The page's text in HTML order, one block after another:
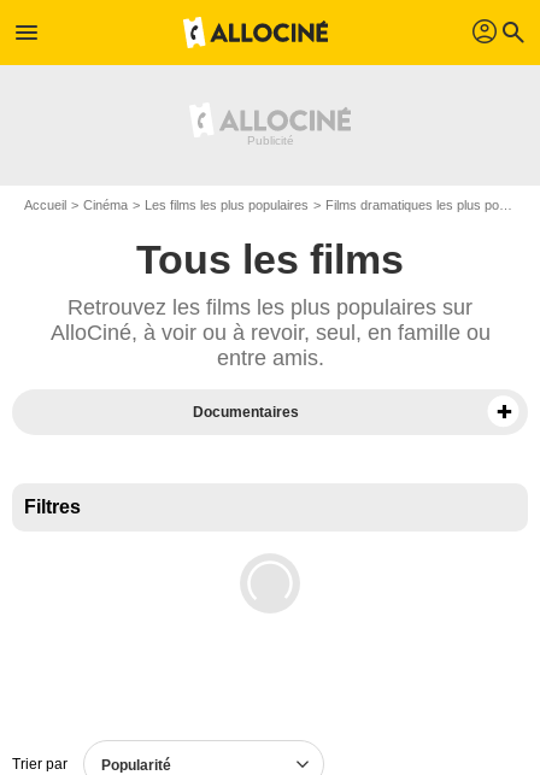
menu profil search
Accueil Cinéma Les films les plus populaires Films dramatiques les plus populaires
Tous les films
Retrouvez les films les plus populaires sur
AlloCiné, à voir ou à revoir, seul, en famille ou
entre amis.
Documentaires
Filtres
Trier par Popularité